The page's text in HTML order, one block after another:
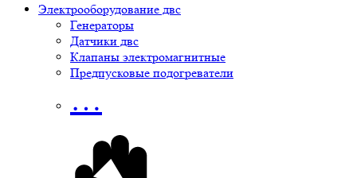
Электрооборудование двс
Генераторы
Датчики двс
Клапаны электромагнитные
Предпусковые подогреватели
…